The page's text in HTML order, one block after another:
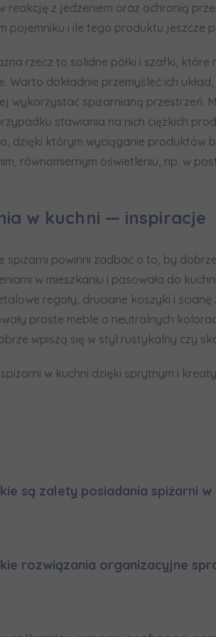
reakcję z jedzeniem oraz ochronią
pojemniku i ile tego produktu jeszcze
rzecz to solidne półki i szafki,
Warto dokładnie przemyśleć ich
wykorzystać spiżarnianą przestrzeń.
stawiania na nich ciężkich
dzięki którym wyciąganie produktów
równomiernym oświetleniu, np. w
w kuchni — inspiracje
spiżarni powinni zadbać o to, by
w mieszkaniu i pasowała do
regały, druciane koszyki i
proste meble o neutralnych
wpiszą się w styl rustykalny czy
w kuchni dzięki sprytnym i
są zalety posiadania spiżarni w
rozwiązania organizacyjne